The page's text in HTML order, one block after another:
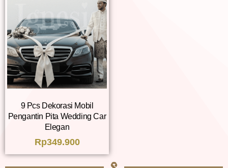
9 Pcs Dekorasi Mobil
Pengantin Pita Wedding Car
Elegan
Rp349.900